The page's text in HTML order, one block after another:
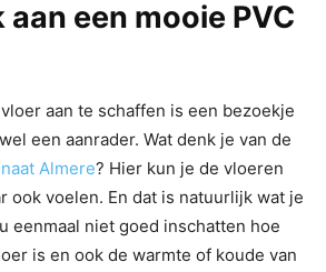
aan een mooie PVC
aan te schaffen is een bezoekje
een aanrader. Wat denk je van de
Almere? Hier kun je de vloeren
ook voelen. En dat is natuurlijk wat je
eenmaal niet goed inschatten hoe
is en ook de warmte of koude van